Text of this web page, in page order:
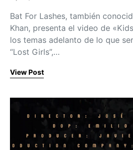
Bat For Lashes, también
Khan, presenta el video de
los temas adelanto de lo que
“Lost Girls”,…
View Post